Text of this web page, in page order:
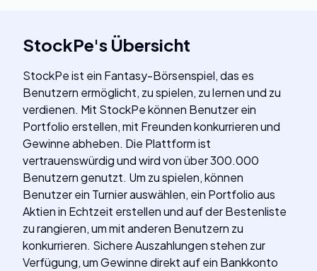
StockPe's Übersicht
StockPe ist ein Fantasy-Börsenspiel, das es
Benutzern ermöglicht, zu spielen, zu lernen und zu
verdienen. Mit StockPe können Benutzer ein
Portfolio erstellen, mit Freunden konkurrieren und
Gewinne abheben. Die Plattform ist
vertrauenswürdig und wird von über 300.000
Benutzern genutzt. Um zu spielen, können
Benutzer ein Turnier auswählen, ein Portfolio aus
Aktien in Echtzeit erstellen und auf der Bestenliste
zu rangieren, um mit anderen Benutzern zu
konkurrieren. Sichere Auszahlungen stehen zur
Verfügung, um Gewinne direkt auf ein Bankkonto